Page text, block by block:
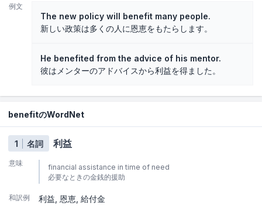
例文
The new policy will benefit many people.
新しい政策は多くの人に恩恵をもたらします。
He benefited from the advice of his mentor.
彼はメンターのアドバイスから利益を得ました。
benefitのWordNet
1 名詞 利益
意味
financial assistance in time of need
必要なときの金銭的援助
和訳例 利益 恩恵 給付金